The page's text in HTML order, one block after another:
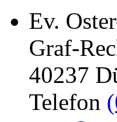
Ev.
Graf-
40237
Telefon